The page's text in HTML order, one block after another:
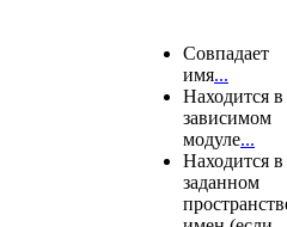
Совпадает
имя...
Находится в
зависимом
модуле...
Находится в
заданном